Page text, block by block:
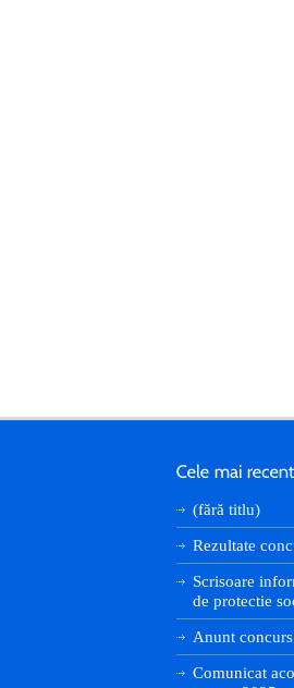
(fără titlu)
Rezultate
Scrisoare
de protectie
Anunt concurs
Comunicat